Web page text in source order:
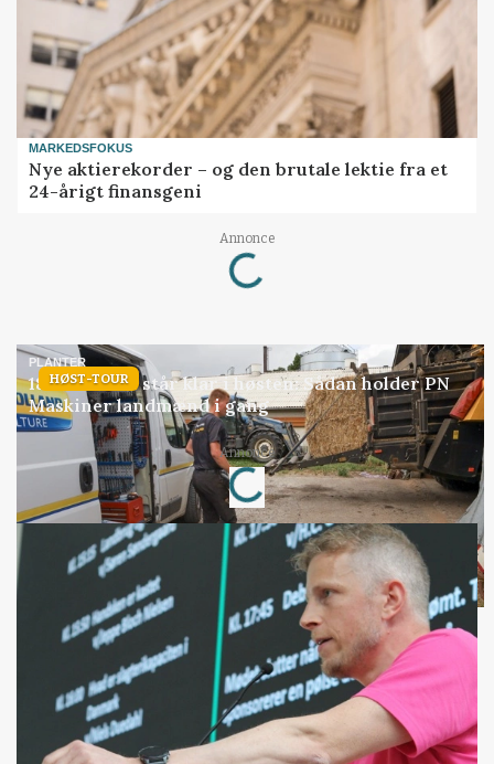
MARKEDSFOKUS
Nye aktierekorder – og den brutale lektie fra et
24-årigt finansgeni
Annonce
Loading...
HØST-TOUR
PLANTER
18 montører står klar i høsten: Sådan holder PN
Maskiner landmænd i gang
Annonce
Loading...